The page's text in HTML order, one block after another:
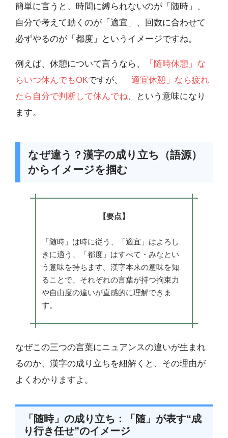
簡単に言うと、時間に縛られないのが「随時」、
自分で考えて動くのが「適宜」、回数に合わせて
必ずやるのが「都度」というイメージですね。
例えば、休憩について言うなら、
「随時休憩」な
らいつ休んでもOKですが、
「適宜休憩」なら疲れ
たら自分で判断して休んでね、という意味になり
ます。
なぜ違う？漢字の成り立ち（語源）
からイメージを掴む
【要点】
「随時」は時に従う、「適宜」はよろし
きに適う、「都度」はすべて・みなとい
う意味を持ちます。漢字本来の意味を知
ることで、それぞれの言葉が持つ拘束力
や自由度の違いが直感的に理解できま
す。
なぜこの三つの言葉にニュアンスの違いが生まれ
るのか、漢字の成り立ちを紐解くと、その理由が
よくわかりますよ。
「随時」の成り立ち：「随」が表す“成
り行き任せ”のイメージ